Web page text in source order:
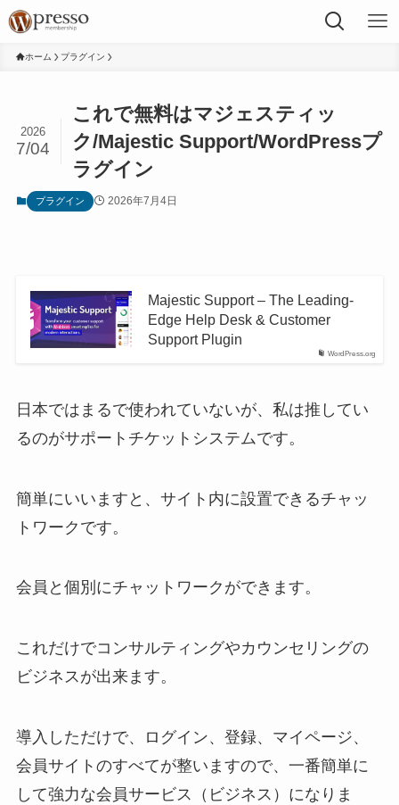
ホーム プラグイン
これで無料はマジェスティッ
ク/Majestic Support/WordPressプ
ラグイン
2026
7/04
プラグイン 2026年7月4日
WordPress.org
Majestic Support – The Leading-
Edge Help Desk & Customer
Support Plugin
日本ではまるで使われていないが、私は推してい
るのがサポートチケットシステムです。
簡単にいいますと、サイト内に設置できるチャッ
トワークです。
会員と個別にチャットワークができます。
これだけでコンサルティングやカウンセリングの
ビジネスが出来ます。
導入しただけで、ログイン、登録、マイページ、
会員サイトのすべてが整いますので、一番簡単に
して強力な会員サービス（ビジネス）になりま